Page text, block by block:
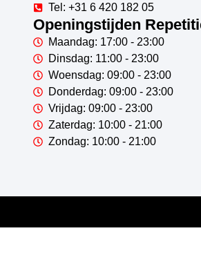
Tel: +31 6 420 182 05
Openingstijden
Maandag: 17:00 - 23:00
Dinsdag: 11:00 - 23:00
Woensdag: 09:00 - 23:00
Donderdag: 09:00 - 23:00
Vrijdag: 09:00 - 23:00
Zaterdag: 10:00 - 21:00
Zondag: 10:00 - 21:00